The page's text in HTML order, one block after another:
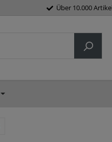
Über 10.000 Artikel